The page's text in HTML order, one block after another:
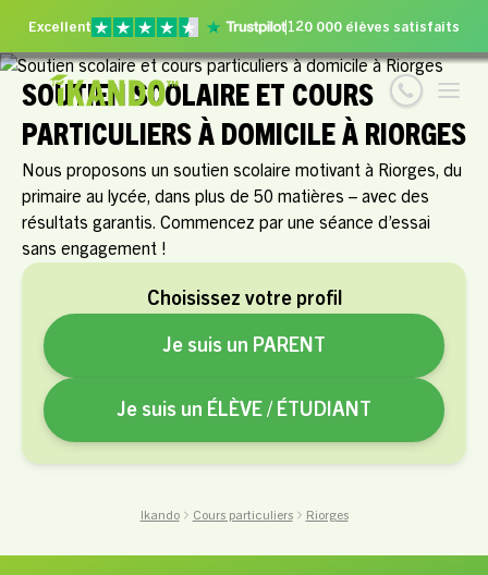
Excellent 120 000 élèves satisfaits
Ikando Cours particuliers Riorges
SOUTIEN SCOLAIRE ET COURS
PARTICULIERS À DOMICILE À RIORGES
Nous proposons un soutien scolaire motivant à Riorges, du
primaire au lycée, dans plus de 50 matières – avec des
résultats garantis. Commencez par une séance d’essai
sans engagement !
Choisissez votre profil
Je suis un PARENT
Je suis un ÉLÈVE / ÉTUDIANT